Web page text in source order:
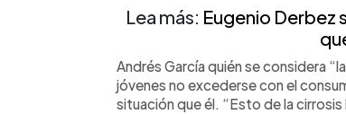
Lea más: Eugenio Derbez
Andrés García quién se considera
jóvenes no excederse con el
situación que él. “Esto de la